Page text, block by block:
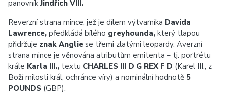
panovníkJindřich VIII.
Reverzní strana mince, jež je dílem výtvarníka Davida
Lawrence, předkládá bílého greyhounda, který tlapou
přidržuje znak Anglie se třemi zlatými leopardy. Averzní
strana mince je věnována atributům emitenta – tj. portrétu
krále Karla III., textu CHARLES III D G REX F D (Karel III., z
Boží milosti král, ochránce víry) a nominální hodnotě 5
POUNDS (GBP).